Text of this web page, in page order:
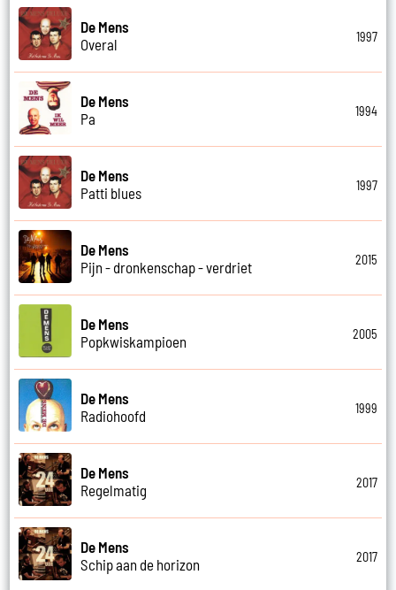
De Mens
Overal
1997
De Mens
Pa
1994
De Mens
Patti blues
1997
De Mens
Pijn - dronkenschap - verdriet
2015
De Mens
Popkwiskampioen
2005
De Mens
Radiohoofd
1999
De Mens
Regelmatig
2017
De Mens
Schip aan de horizon
2017